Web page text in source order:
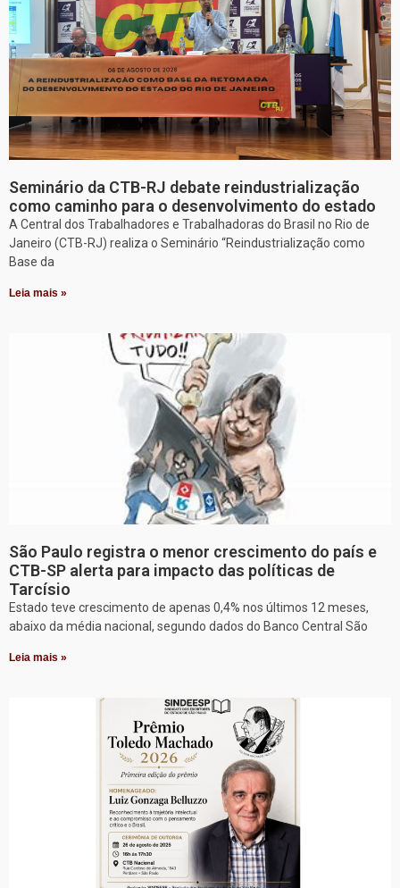
Seminário da CTB-RJ debate reindustrialização
como caminho para o desenvolvimento do estado
A Central dos Trabalhadores e Trabalhadoras do Brasil no Rio de
Janeiro (CTB-RJ) realiza o Seminário “Reindustrialização como
Base da
Leia mais »
São Paulo registra o menor crescimento do país e
CTB-SP alerta para impacto das políticas de
Tarcísio
Estado teve crescimento de apenas 0,4% nos últimos 12 meses,
abaixo da média nacional, segundo dados do Banco Central São
Leia mais »